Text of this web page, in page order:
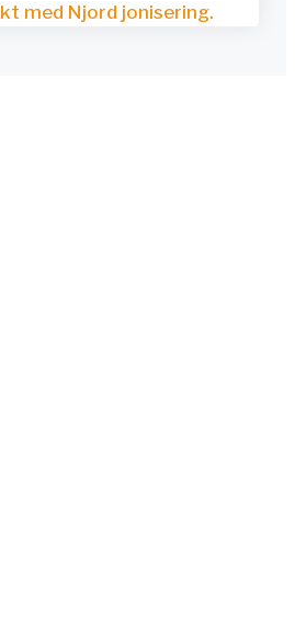
med Njord jonisering.